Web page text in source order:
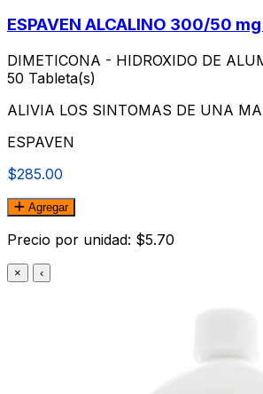
ESPAVEN ALCALINO 300/50
DIMETICONA - HIDROXIDO DE
50 Tableta(s)
ALIVIA LOS SINTOMAS DE UNA
ESPAVEN
$285.00
Agregar
Precio por unidad: $5.70
× ‹